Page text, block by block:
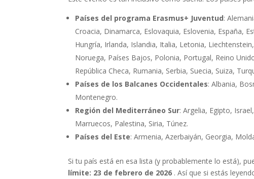
Países del programa Erasmus+ Juventud:
Croacia, Dinamarca, Eslovaquia, Eslovenia, España,
Hungría, Irlanda, Islandia, Italia, Letonia,
Noruega, Países Bajos, Polonia, Portugal, Reino
República Checa, Rumania, Serbia, Suecia, Suiza,
Países de los Balcanes Occidentales: Albania,
Montenegro.
Región del Mediterráneo Sur: Argelia, Egipto,
Marruecos, Palestina, Siria, Túnez.
Países del Este: Armenia, Azerbaiyán, Georgia,
Si tu país está en esa lista (y probablemente lo está),
límite: 23 de febrero de 2026 . Así que si estás